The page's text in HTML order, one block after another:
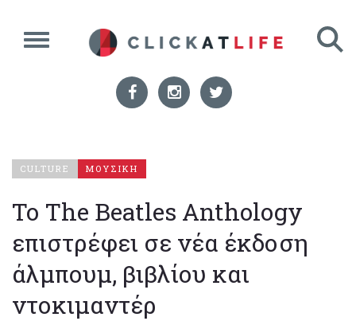
CULTURE ΜΟΥΣΙΚΗ
Το The Beatles Anthology
επιστρέφει σε νέα έκδοση
άλμπουμ, βιβλίου και
ντοκιμαντέρ